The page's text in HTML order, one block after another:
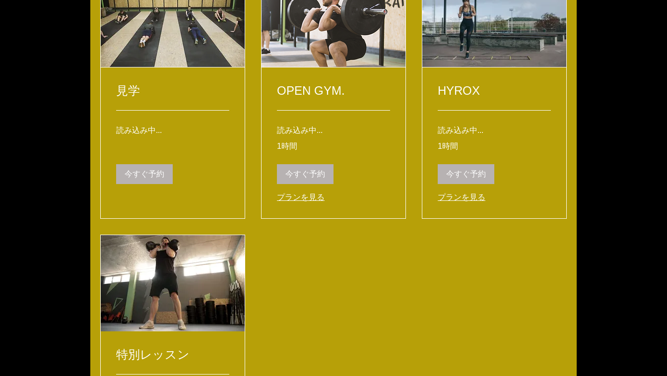
見学
読み込み中...
今すぐ予約
OPEN GYM.
読み込み中...
1時間
今すぐ予約
プランを見る
HYROX
読み込み中...
1時間
今すぐ予約
プランを見る
特別レッスン